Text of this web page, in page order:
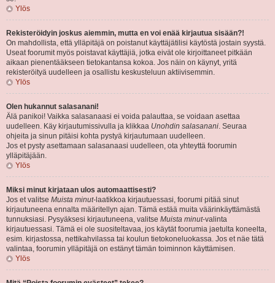
Ylös
Rekisteröidyin joskus aiemmin, mutta en voi enää kirjautua sisään?!
On mahdollista, että ylläpitäjä on poistanut käyttäjätilisi käytöstä jostain syystä.
Useat foorumit myös poistavat käyttäjiä, jotka eivät ole kirjoittaneet pitkään
aikaan pienentääkseen tietokantansa kokoa. Jos näin on käynyt, yritä
rekisteröityä uudelleen ja osallistu keskusteluun aktiivisemmin.
Ylös
Olen hukannut salasanani!
Älä panikoi! Vaikka salasanaasi ei voida palauttaa, se voidaan asettaa
uudelleen. Käy kirjautumissivulla ja klikkaa Unohdin salasanani. Seuraa
ohjeita ja sinun pitäisi kohta pystyä kirjautumaan uudelleen.
Jos et pysty asettamaan salasanaasi uudelleen, ota yhteyttä foorumin
ylläpitäjään.
Ylös
Miksi minut kirjataan ulos automaattisesti?
Jos et valitse Muista minut-laatikkoa kirjautuessasi, foorumi pitää sinut
kirjautuneena ennalta määritellyn ajan. Tämä estää muita väärinkäyttämästä
tunnuksiasi. Pysyäksesi kirjautuneena, valitse Muista minut-valinta
kirjautuessasi. Tämä ei ole suositeltavaa, jos käytät foorumia jaetulta koneelta,
esim. kirjastossa, nettikahvilassa tai koulun tietokoneluokassa. Jos et näe tätä
valintaa, foorumin ylläpitäjä on estänyt tämän toiminnon käyttämisen.
Ylös